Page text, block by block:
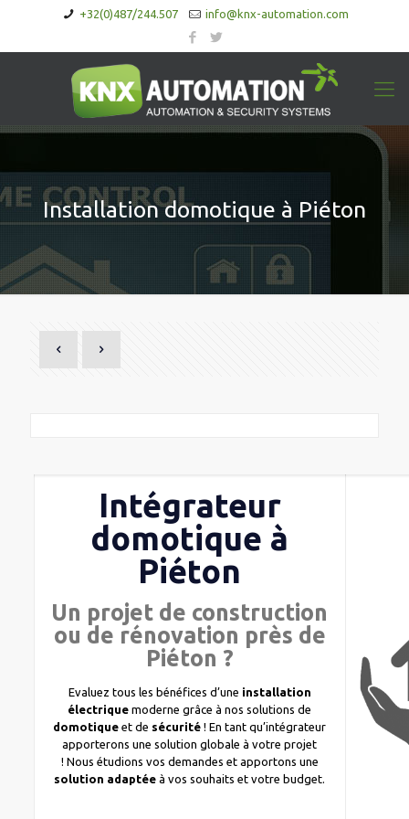
+32(0)487/244.507 info@knx-automation.com
Installation domotique à Piéton
Intégrateur
domotique à
Piéton
Un projet de construction
ou de rénovation près de
Piéton ?
Evaluez tous les bénéfices d’une installation
électrique moderne grâce à nos solutions de
domotique et de sécurité ! En tant qu’intégrateur
apporterons une solution globale à votre projet
! Nous étudions vos demandes et apportons une
solution adaptéeà vos souhaits et votre budget.